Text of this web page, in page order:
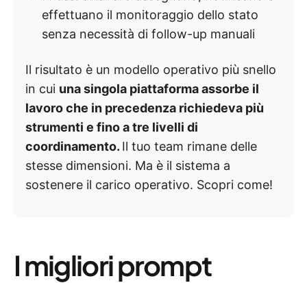
effettuano il monitoraggio dello stato
senza necessità di follow-up manuali
Il risultato è un modello operativo più snello
in cui una singola piattaforma assorbe il
lavoro che in precedenza richiedeva più
strumenti e fino a tre livelli di
coordinamento. Il tuo team rimane delle
stesse dimensioni. Ma è il sistema a
sostenere il carico operativo. Scopri come!
I migliori prompt